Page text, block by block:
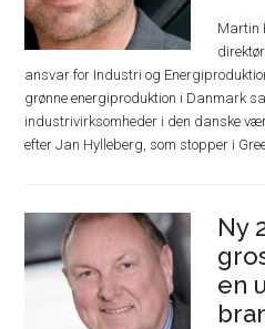
Martin
ansvar for Industri og
grønne energiproduktion i Danmark
industrivirksomheder i den danske
efter Jan Hylleberg, som stopper i
Ny
en